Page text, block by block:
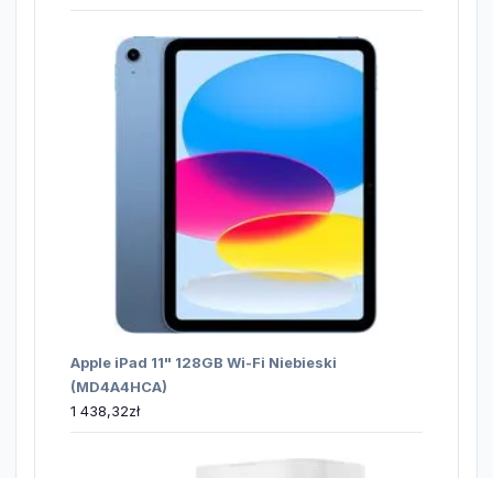
Apple iPad 11" 128GB Wi-Fi Niebieski
(MD4A4HCA)
1 438,32zł